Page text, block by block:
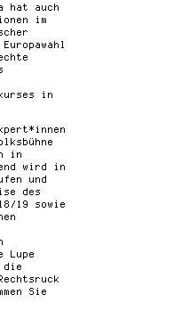
hat auch
im
in
in
wird in
und
des
19 sowie
Lupe
die
Sie